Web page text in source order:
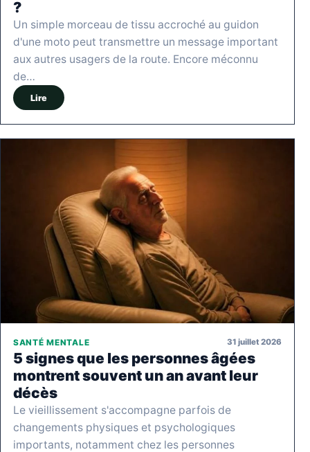
?
Un simple morceau de tissu accroché au guidon
d'une moto peut transmettre un message important
aux autres usagers de la route. Encore méconnu
de…
Lire
SANTÉ MENTALE 31 juillet 2026
5 signes que les personnes âgées
montrent souvent un an avant leur
décès
Le vieillissement s'accompagne parfois de
changements physiques et psychologiques
importants, notamment chez les personnes